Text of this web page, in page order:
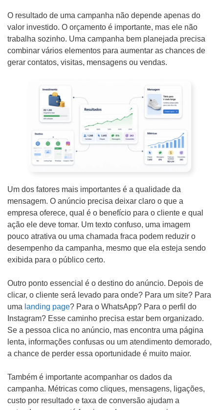
O resultado de uma campanha não depende apenas do
valor investido. O orçamento é importante, mas ele não
trabalha sozinho. Uma campanha bem planejada precisa
combinar vários elementos para aumentar as chances de
gerar contatos, visitas, mensagens ou vendas.
Um dos fatores mais importantes é a qualidade da
mensagem. O anúncio precisa deixar claro o que a
empresa oferece, qual é o benefício para o cliente e qual
ação ele deve tomar. Um texto confuso, uma imagem
pouco atrativa ou uma chamada fraca podem reduzir o
desempenho da campanha, mesmo que ela esteja sendo
exibida para o público certo.
Outro ponto essencial é o destino do anúncio. Depois de
clicar, o cliente será levado para onde? Para um site? Para
uma landing page? Para o WhatsApp? Para o perfil do
Instagram? Esse caminho precisa estar bem organizado.
Se a pessoa clica no anúncio, mas encontra uma página
lenta, informações confusas ou um atendimento demorado,
a chance de perder essa oportunidade é muito maior.
Também é importante acompanhar os dados da
campanha. Métricas como cliques, mensagens, ligações,
custo por resultado e taxa de conversão ajudam a